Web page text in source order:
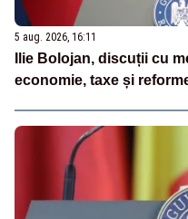
5 aug. 2026, 16:11
Ilie Bolojan, discuții cu
economie, taxe și